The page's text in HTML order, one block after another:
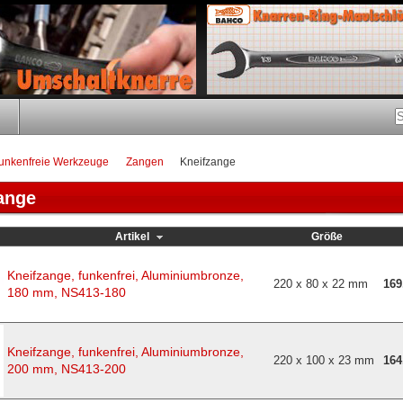
Werkzeuge Zangen Kneifzange
Artikel Größe
Kneifzange, funkenfrei, Aluminiumbronze,
180 mm, NS413-180
220 x 80 x 22 mm
Kneifzange, funkenfrei, Aluminiumbronze,
200 mm, NS413-200
220 x 100 x 23 mm